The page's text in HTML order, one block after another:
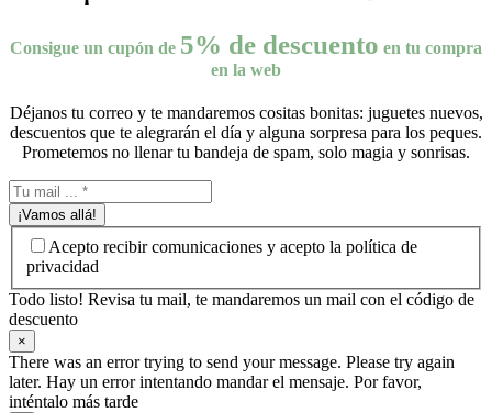
Consigue un cupón de 5% de descuento en tu compra
en la web
Déjanos tu correo y te mandaremos cositas bonitas: juguetes nuevos,
descuentos que te alegrarán el día y alguna sorpresa para los peques.
Prometemos no llenar tu bandeja de spam, solo magia y sonrisas.
¡Vamos allá!
Acepto recibir comunicaciones y acepto la política de
privacidad
Todo listo! Revisa tu mail, te mandaremos un mail con el código de
descuento
×
There was an error trying to send your message. Please try again
later. Hay un error intentando mandar el mensaje. Por favor,
inténtalo más tarde